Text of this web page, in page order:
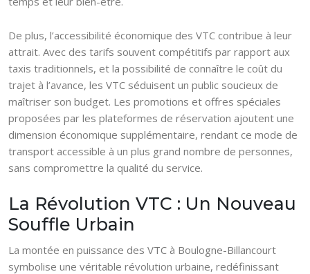
De plus, l’accessibilité économique des VTC contribue à leur
attrait. Avec des tarifs souvent compétitifs par rapport aux
taxis traditionnels, et la possibilité de connaître le coût du
trajet à l’avance, les VTC séduisent un public soucieux de
maîtriser son budget. Les promotions et offres spéciales
proposées par les plateformes de réservation ajoutent une
dimension économique supplémentaire, rendant ce mode de
transport accessible à un plus grand nombre de personnes,
sans compromettre la qualité du service.
La Révolution VTC : Un Nouveau
Souffle Urbain
La montée en puissance des VTC à Boulogne-Billancourt
symbolise une véritable révolution urbaine, redéfinissant